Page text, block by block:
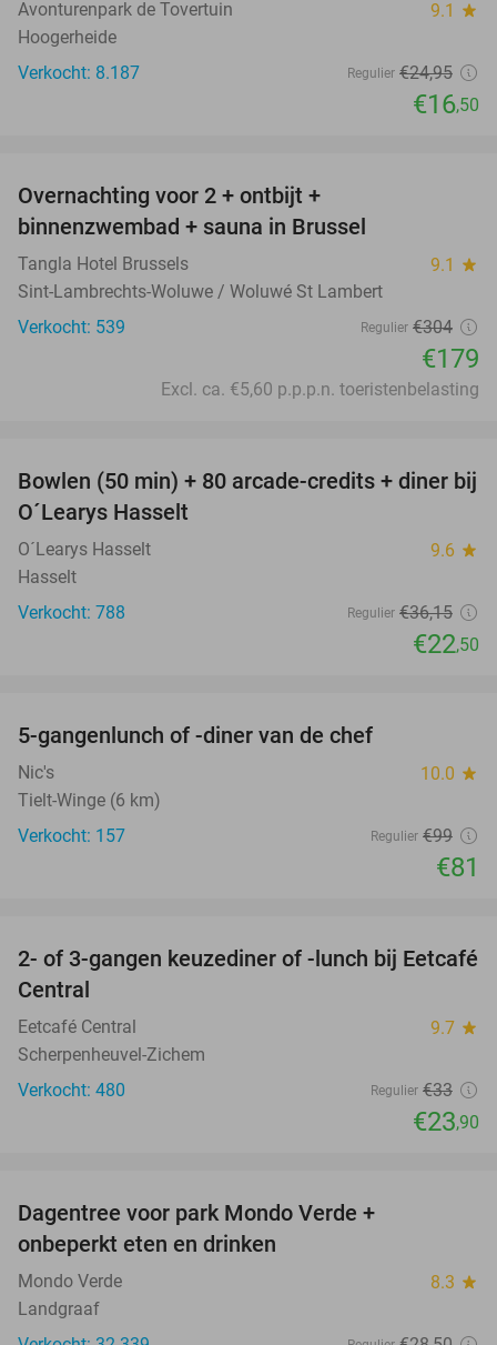
Avonturenpark de Tovertuin 9.1 star
Hoogerheide
Verkocht: 8.187
Regulier €24,95
€16,50
Overnachting voor 2 + ontbijt +
binnenzwembad + sauna in Brussel
Tangla Hotel Brussels 9.1 star
Sint-Lambrechts-Woluwe / Woluwé St Lambert
Verkocht: 539
Regulier €304
€179
Excl. ca. €5,60 p.p.p.n. toeristenbelasting
38%
Bowlen (50 min) + 80 arcade-credits + diner bij
O´Learys Hasselt
O´Learys Hasselt 9.6 star
Hasselt
Verkocht: 788
Regulier €36,15
€22,50
5-gangenlunch of -diner van de chef
Nic's 10.0 star
Tielt-Winge (6 km)
Verkocht: 157
Regulier €99
€81
28%
2- of 3-gangen keuzediner of -lunch bij Eetcafé
Central
Eetcafé Central 9.7 star
Scherpenheuvel-Zichem
Verkocht: 480
Regulier €33
€23,90
Dagentree voor park Mondo Verde +
onbeperkt eten en drinken
Mondo Verde 8.3 star
Landgraaf